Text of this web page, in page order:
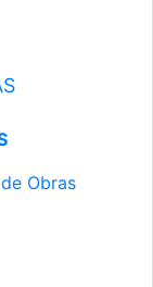
Obras